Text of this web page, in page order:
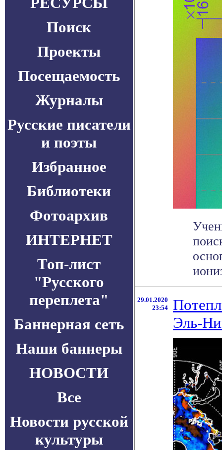
Поиск
Проекты
Посещаемость
Журналы
Русские писатели
и поэты
Избранное
Библиотеки
Фотоархив
ИНТЕРНЕТ
Топ-лист
"Русского
переплета"
Баннерная сеть
Наши баннеры
НОВОСТИ
Все
Новости русской
культуры
29.01.2020
23:54
Эль-